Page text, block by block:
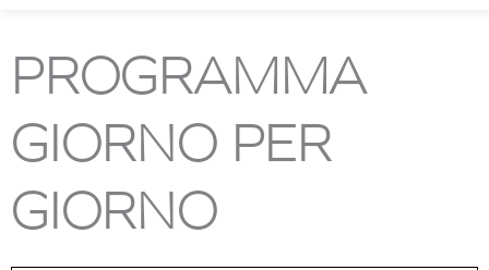
PROGRAMMA
GIORNO PER
GIORNO